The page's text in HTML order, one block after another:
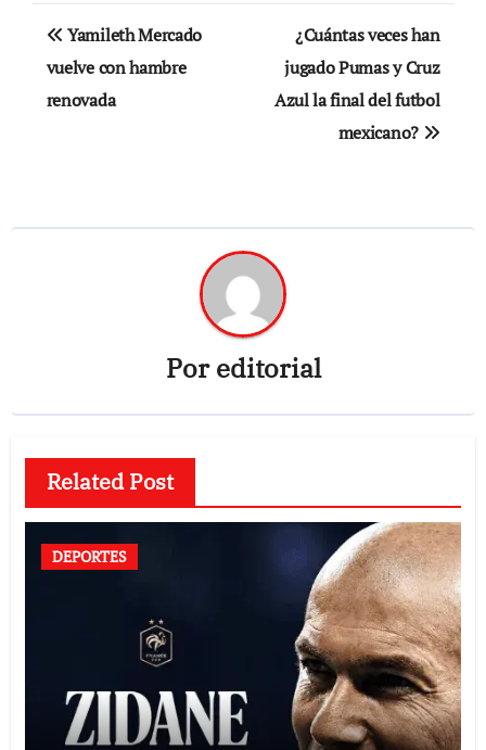
Navegación
de
entradas
Yamileth Mercado
vuelve con hambre
renovada
¿Cuántas veces han
jugado Pumas y Cruz
Azul la final del futbol
mexicano?
Poreditorial
Related Post
DEPORTES